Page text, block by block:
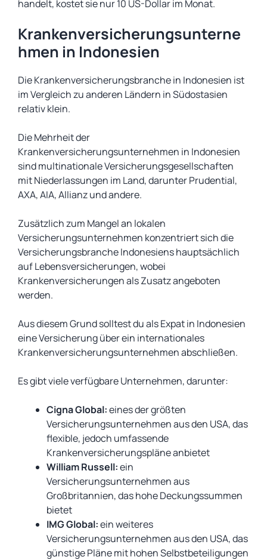
handelt, kostet sie nur 10 US-Dollar im Monat.
Krankenversicherungsunterne
hmen in Indonesien
Die Krankenversicherungsbranche in Indonesien ist
im Vergleich zu anderen Ländern in Südostasien
relativ klein.
Die Mehrheit der
Krankenversicherungsunternehmen in Indonesien
sind multinationale Versicherungsgesellschaften
mit Niederlassungen im Land, darunter Prudential,
AXA, AIA, Allianz und andere.
Zusätzlich zum Mangel an lokalen
Versicherungsunternehmen konzentriert sich die
Versicherungsbranche Indonesiens hauptsächlich
auf Lebensversicherungen, wobei
Krankenversicherungen als Zusatz angeboten
werden.
Aus diesem Grund solltest du als Expat in Indonesien
eine Versicherung über ein internationales
Krankenversicherungsunternehmen abschließen.
Es gibt viele verfügbare Unternehmen, darunter:
Cigna Global:eines der größten
Versicherungsunternehmen aus den USA, das
flexible, jedoch umfassende
Krankenversicherungspläne anbietet
William Russell:ein
Versicherungsunternehmen aus
Großbritannien, das hohe Deckungssummen
bietet
IMG Global:ein weiteres
Versicherungsunternehmen aus den USA, das
günstige Pläne mit hohen Selbstbeteiligungen